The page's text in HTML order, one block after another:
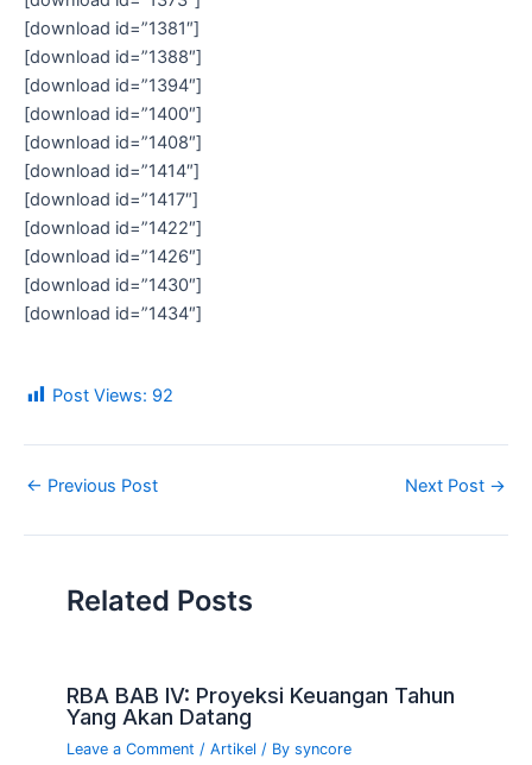
[download id=”1381″]
[download id=”1388″]
[download id=”1394″]
[download id=”1400″]
[download id=”1408″]
[download id=”1414″]
[download id=”1417″]
[download id=”1422″]
[download id=”1426″]
[download id=”1430″]
[download id=”1434″]
Post Views: 92
← Previous Post Next Post →
Related Posts
RBA BAB IV: Proyeksi Keuangan Tahun
Yang Akan Datang
Leave a Comment /Artikel / Bysyncore